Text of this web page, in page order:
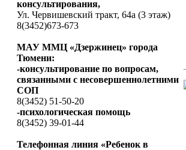
консультирования,
Ул. Червишевский тракт, 64а (3 этаж)
8(3452)673-673
МАУ ММЦ «Дзержинец» города
Тюмени:
-консультирование по вопросам,
связанными с несовершеннолетними
СОП
8(3452) 51-50-20
-психологическая помощь
8(3452) 39-01-44
Телефонная линия «Ребенок в